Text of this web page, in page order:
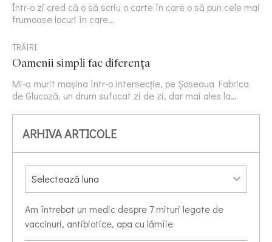
Într-o zi cred că o să scriu o carte în care o să pun cele mai
frumoase locuri în care…
TRĂIRI
Oamenii simpli fac diferența
Mi-a murit mașina într-o intersecție, pe Șoseaua Fabrica
de Glucoză, un drum sufocat zi de zi, dar mai ales la…
ARHIVA ARTICOLE
Am întrebat un medic despre 7 mituri legate de
vaccinuri, antibiotice, apa cu lămîie